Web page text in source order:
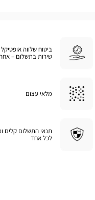
ביטוח שלווה
שירות בתשלום –
מלאי עצום
תנאי התשלום קלים
לכל אחד